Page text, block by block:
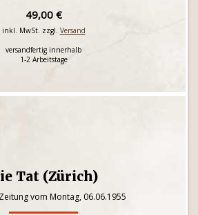
49,00 €
inkl. MwSt. zzgl. Versand
versandfertig innerhalb
1-2 Arbeitstage
Tat (Zürich)
vom Montag, 06.06.1955